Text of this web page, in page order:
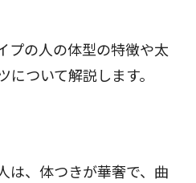
プの人の体型の特徴や太
ついて解説します。
は、体つきが華奢で、曲